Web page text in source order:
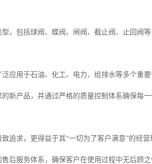
，包括球阀、蝶阀、闸阀、截止阀、止回阀
应用于石油、化工、电力、给排水等多个重要
新产品，并通过严格的质量控制体系确保每一
追求，更得益于其“一切为了客户满意”的经营
后服务体系，确保客户在使用过程中无后顾之